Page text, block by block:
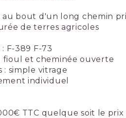
au bout d'un long chemin
de terres agricoles
: F-389 F-73
fioul et cheminée ouverte
: simple vitrage
individuel
TTC quelque soit le